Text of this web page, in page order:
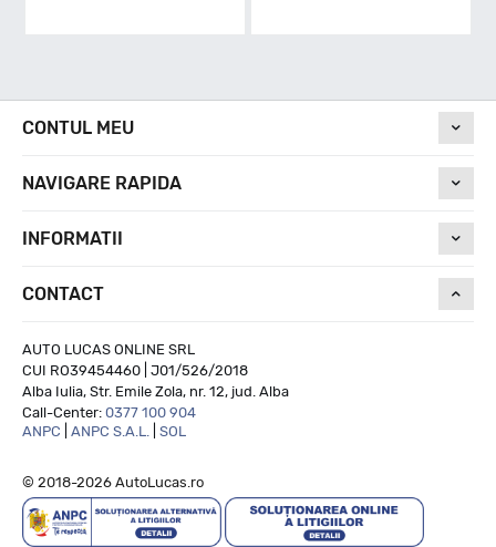
Run On Flat
NU
CONTUL MEU
NAVIGARE RAPIDA
INFORMATII
CONTACT
AUTO LUCAS ONLINE SRL
CUI RO39454460 | J01/526/2018
Alba Iulia, Str. Emile Zola, nr. 12, jud. Alba
Call-Center: 0377 100 904
ANPC
ANPC S.A.L. SOL
© 2018-2026 AutoLucas.ro